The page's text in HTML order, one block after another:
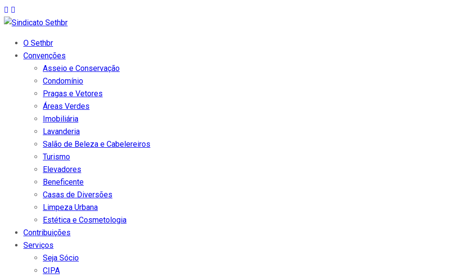
O Sethbr
Convenções
Asseio e Conservação
Condomínio
Pragas e Vetores
Áreas Verdes
Imobiliária
Lavanderia
Salão de Beleza e Cabelereiros
Turismo
Elevadores
Beneficente
Casas de Diversões
Limpeza Urbana
Estética e Cosmetologia
Contribuições
Serviços
Seja Sócio
CIPA